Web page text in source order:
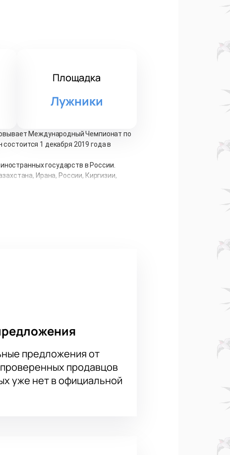
Площадка
Лужники
Международный Чемпионат по
1 декабря 2019 года в
государств в России.
Ирана, России, Киргизии,
предложения от
продавцов
уже нет в официальной